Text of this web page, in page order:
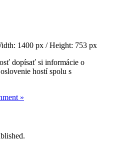
1400 px / Height: 753 px
dopísať si informácie o
hostí spolu s
»